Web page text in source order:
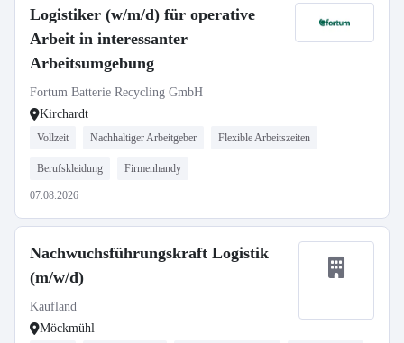
Logistiker (w/m/d) für operative
Arbeit in interessanter
Arbeitsumgebung
Fortum Batterie Recycling GmbH
Kirchardt
Vollzeit Nachhaltiger Arbeitgeber Flexible Arbeitszeiten
Berufskleidung Firmenhandy
07.08.2026
Nachwuchsführungskraft Logistik
(m/w/d)
Kaufland
Möckmühl